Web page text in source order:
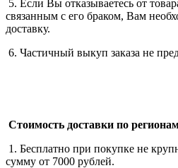
5. Если Вы отказываетесь от
связанным с его браком, Вам
доставку.
6. Частичный выкуп заказа не
Стоимость доставки по
1. Бесплатно при покупке не
сумму от 7000 рублей.